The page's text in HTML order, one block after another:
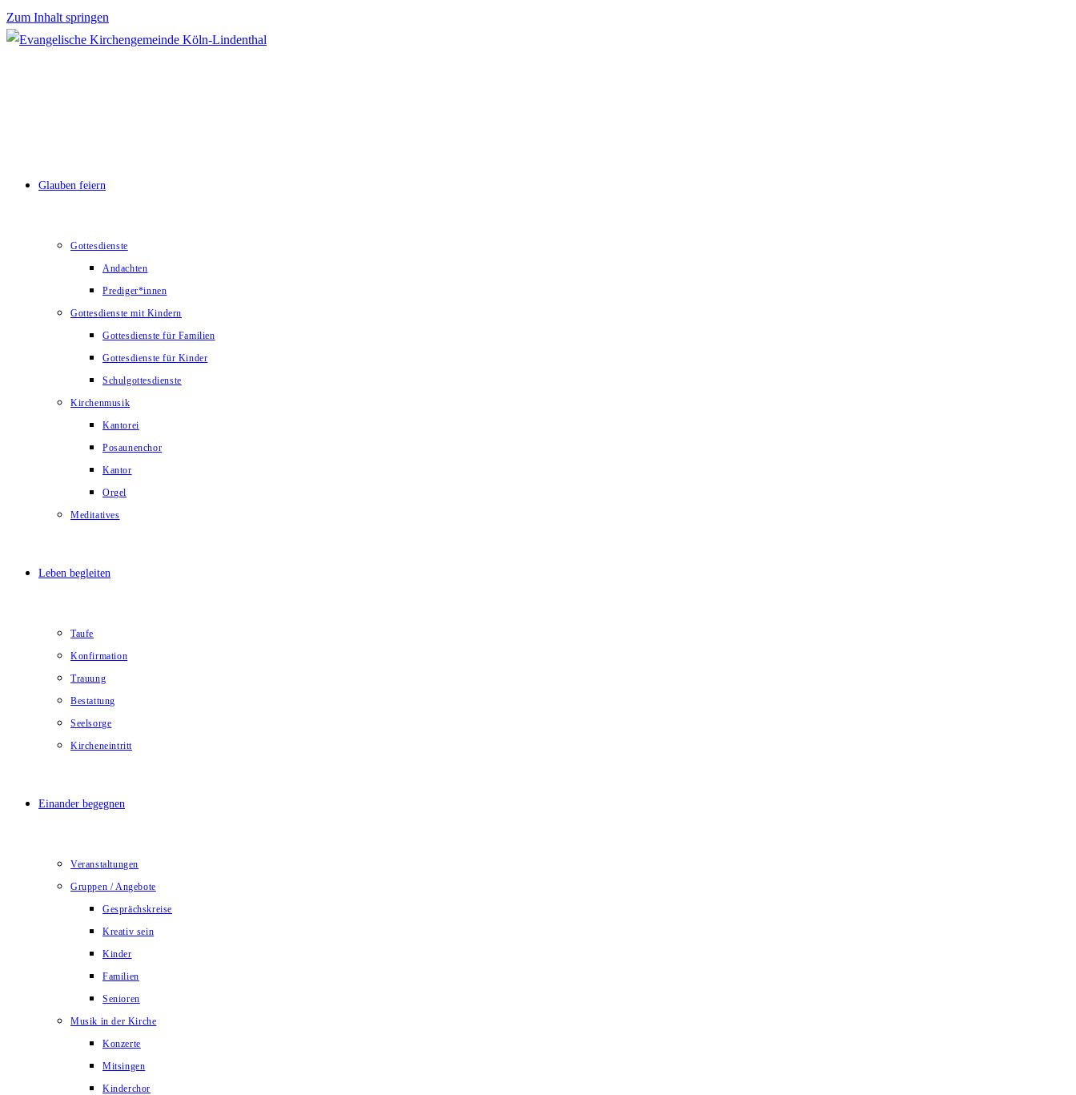
Zum Inhalt springen
Glauben feiern
Gottesdienste
Andachten
Prediger*innen
Gottesdienste mit Kindern
Gottesdienste für Familien
Gottesdienste für Kinder
Schulgottesdienste
Kirchenmusik
Kantorei
Posaunenchor
Kantor
Orgel
Meditatives
Leben begleiten
Taufe
Konfirmation
Trauung
Bestattung
Seelsorge
Kircheneintritt
Einander begegnen
Veranstaltungen
Gruppen / Angebote
Gesprächskreise
Kreativ sein
Kinder
Familien
Senioren
Musik in der Kirche
Konzerte
Mitsingen
Kinderchor